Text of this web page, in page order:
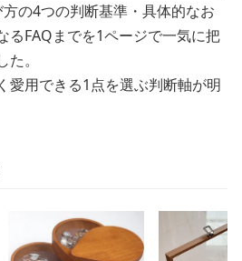
の4つの判断基準・具体的なお
るFAQまでを1ページで一気に把
。
愛用できる1点を選ぶ判断軸が明